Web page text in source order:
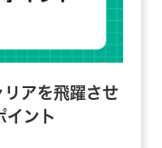
アを飛躍させ
イント